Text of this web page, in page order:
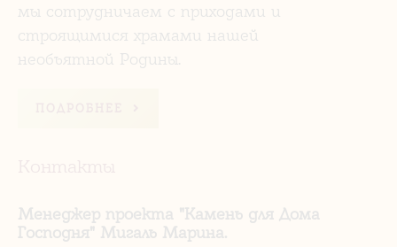
мы сотрудничаем с приходами и
строящимися храмами нашей
необъятной Родины.
Менеджер проекта "Камень для Дома
Господня" Мигаль Марина.